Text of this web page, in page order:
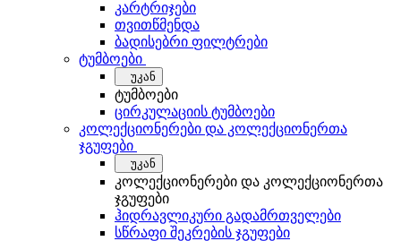
კარტრიჯები
თვითწმენდა
ბადისებრი ფილტრები
ტუმბოები
უკან
ტუმბოები
ცირკულაციის ტუმბოები
კოლექციონერები და კოლექციონერთა
ჯგუფები
უკან
კოლექციონერები და კოლექციონერთა
ჯგუფები
ჰიდრავლიკური გადამრთველები
სწრაფი შეკრების ჯგუფები